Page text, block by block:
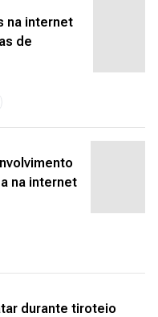
na internet
de
na internet
durante tiroteio